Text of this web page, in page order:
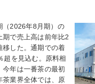
2026年8月期）の
期で売上高は前年比2
移した。通期での着
超を見込む。原料相
今年は一番茶の最初
茶業界全体では、原